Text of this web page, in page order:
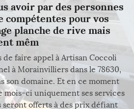
avoir par des personnes
compétentes pour vos
planche de rive mais
mêm
de faire appel à Artisan Coccoli
à Morainvilliers dans le 78630,
son domaine. Et en ce moment
mois-ci uniquement ses services
seront offerts à des prix défiant